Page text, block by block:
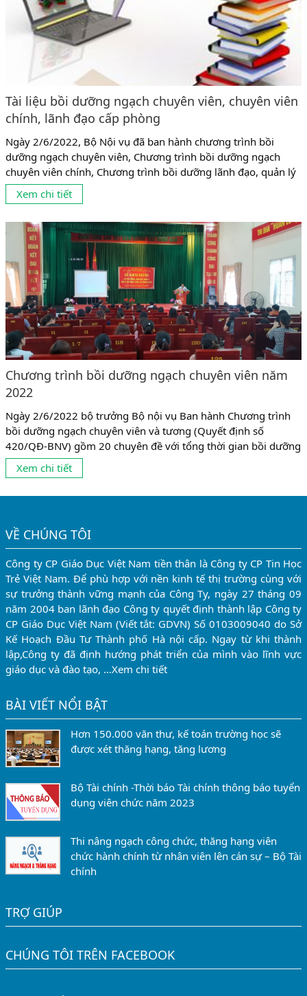
Tài liệu bồi dưỡng ngạch chuyên viên, chuyên viên
chính, lãnh đạo cấp phòng
Ngày 2/6/2022, Bộ Nội vụ đã ban hành chương trình bồi
dưỡng ngạch chuyên viên, Chương trình bồi dưỡng ngạch
chuyên viên chính, Chương trình bồi dưỡng lãnh đạo, quản lý
cấp phòng. Căn cứ chương trình Bộ Nội vụ đã ban hành thì Tài
liệu theo Nghị định 89/2021 mới của Chính Phủ, sẽ được áp
Xem chi tiết
Chương trình bồi dưỡng ngạch chuyên viên năm
2022
Ngày 2/6/2022 bộ trưởng Bộ nội vụ Ban hành Chương trình
bồi dưỡng ngạch chuyên viên và tương (Quyết định số
420/QĐ-BNV) gồm 20 chuyên đề với tổng thời gian bồi dưỡng
là 160 tiết (08 tiết/ngày). Đối tượng tham gia bồi dưỡng được
quy định như sau: Công chức ngạch chuyên viên và tương
Xem chi tiết
VỀ CHÚNG TÔI
Công ty CP Giáo Dục Việt Nam tiền thân là Công ty CP Tin Học
Trẻ Việt Nam. Để phù hợp với nền kinh tế thị trường cùng với
sự trưởng thành vững mạnh của Công Ty, ngày 27 tháng 09
năm 2004 ban lãnh đạo Công ty quyết định thành lập Công ty
CP Giáo Dục Việt Nam (Viết tắt: GDVN) Số 0103009040 do Sở
Kế Hoạch Đầu Tư Thành phố Hà nội cấp. Ngay từ khi thành
lập,Công ty đã định hướng phát triển của mình vào lĩnh vực
giáo dục và đào tạo, …Xem chi tiết
BÀI VIẾT NỔI BẬT
Hơn 150.000 văn thư, kế toán trường học sẽ
được xét thăng hạng, tăng lương
Bộ Tài chính -Thời báo Tài chính thông báo tuyển
dụng viên chức năm 2023
Thi nâng ngạch công chức, thăng hạng viên
chức hành chính từ nhân viên lên cán sự – Bộ Tài
chính
TRỢ GIÚP
CHÚNG TÔI TRÊN FACEBOOK